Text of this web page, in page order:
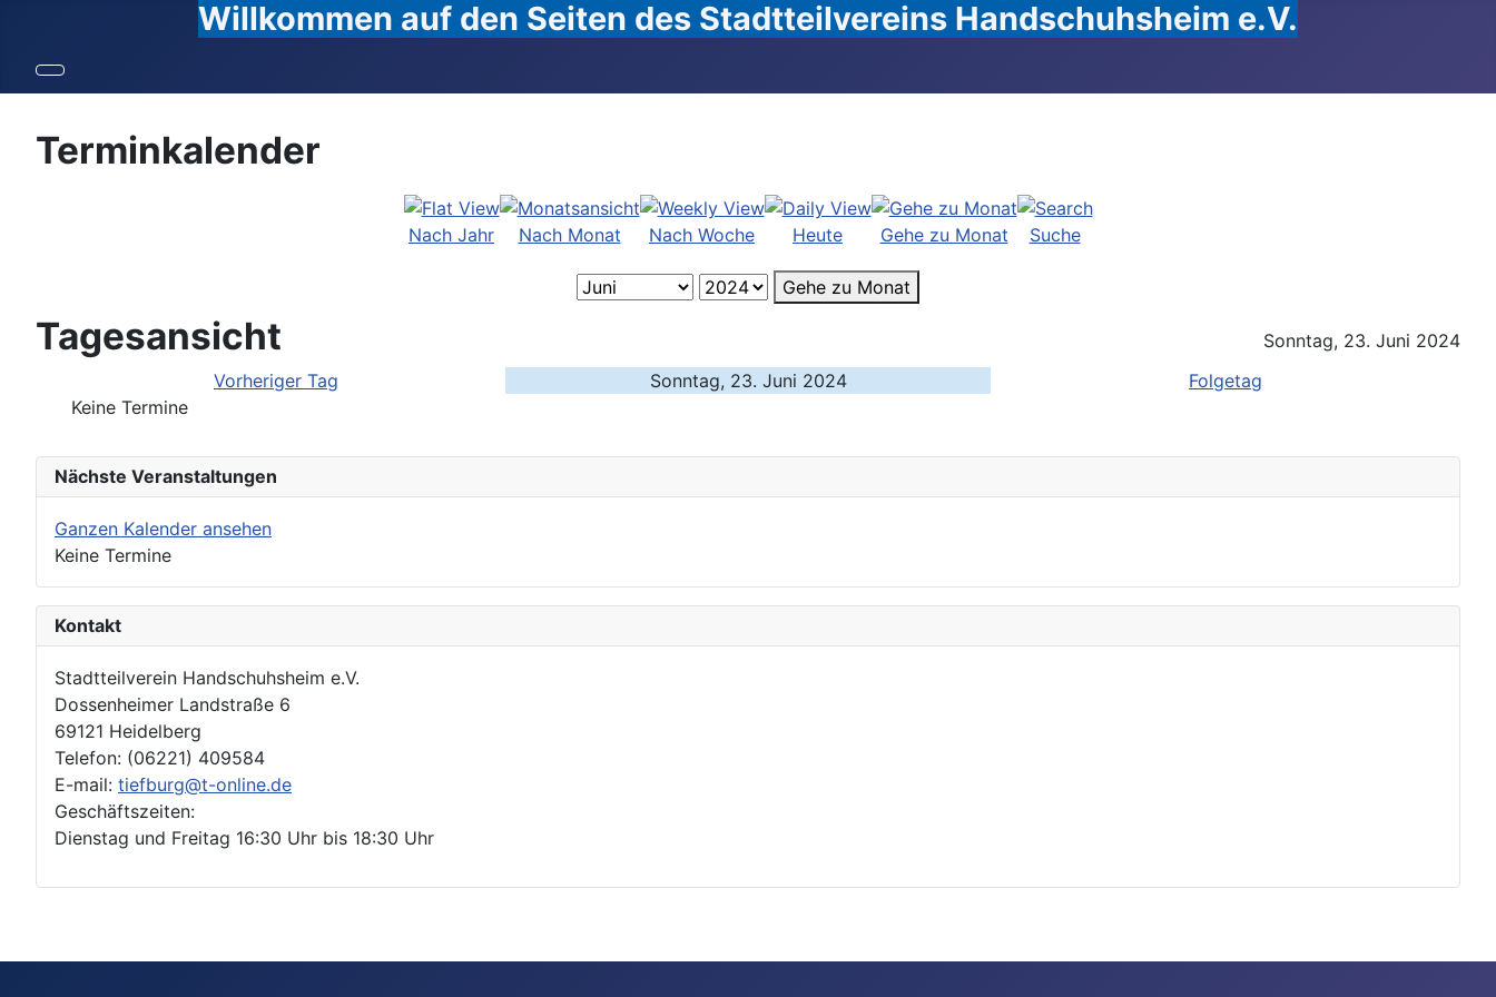
Willkommen auf den Seiten des Stadtteilvereins Handschuhsheim e.V.
Terminkalender
Nach Jahr Nach Monat Nach Woche Heute Gehe zu Monat Suche
Gehe zu Monat
Tagesansicht
Sonntag, 23. Juni 2024
Vorheriger Tag
Sonntag, 23. Juni 2024
Folgetag
Keine Termine
Nächste Veranstaltungen
Ganzen Kalender ansehen
Keine Termine
Kontakt
Stadtteilverein Handschuhsheim e.V.
Dossenheimer Landstraße 6
69121 Heidelberg
Telefon: (06221) 409584
E-mail: tiefburg@t-online.de
Geschäftszeiten:
Dienstag und Freitag 16:30 Uhr bis 18:30 Uhr